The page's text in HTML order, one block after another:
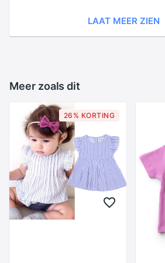
LAAT MEER ZIEN
Meer zoals dit
26% KORTING